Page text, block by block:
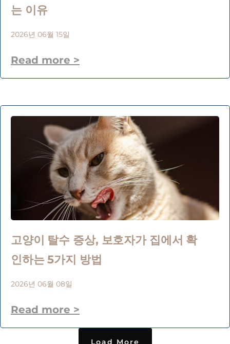
는 이유
2026년 06월 15일
Read more >
고양이 탈수 증상, 보호자가 집에서 확
인하는 5가지 방법
2026년 06월 08일
Read more >
Load More